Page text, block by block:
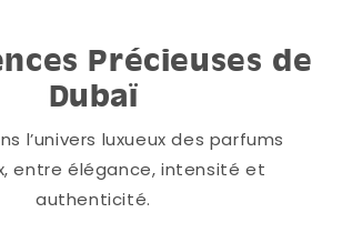
Précieuses de
Dubaï
l’univers luxueux des parfums
entre élégance, intensité et
authenticité.